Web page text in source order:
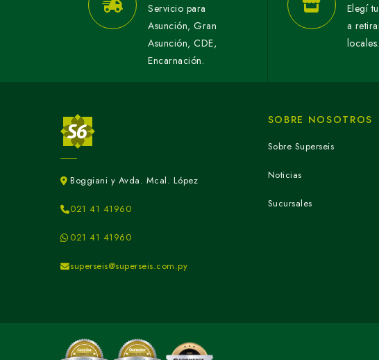
Servicio para
Asunción, Gran
Asunción, CDE,
Encarnación.
Elegí
a
locales.
Boggiani y Avda. Mcal. López
021 41 41960
021 41 41960
superseis@superseis.com.py
SOBRE NOSOTROS
Sobre Superseis
Noticias
Sucursales